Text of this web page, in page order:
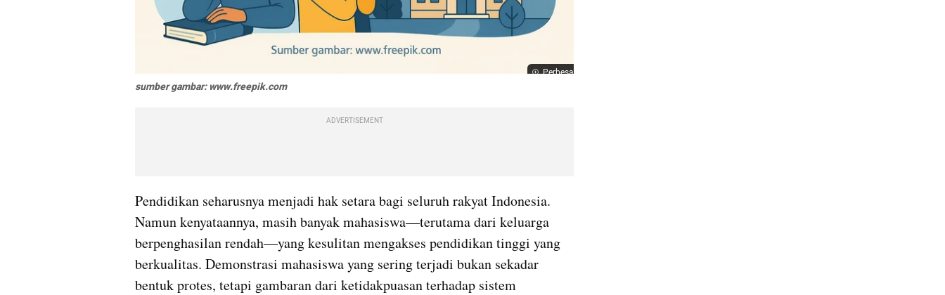
Perbesar
sumber gambar: www.freepik.com
ADVERTISEMENT
Pendidikan seharusnya menjadi hak setara bagi seluruh rakyat Indonesia.
Namun kenyataannya, masih banyak mahasiswa—terutama dari keluarga
berpenghasilan rendah—yang kesulitan mengakses pendidikan tinggi yang
berkualitas. Demonstrasi mahasiswa yang sering terjadi bukan sekadar
bentuk protes, tetapi gambaran dari ketidakpuasan terhadap sistem